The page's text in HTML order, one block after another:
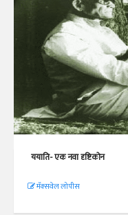
ययाति- एक नवा दृष्टिकोन
मॅक्सवेल लोपीस